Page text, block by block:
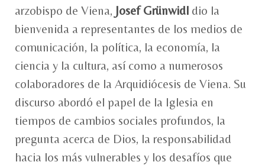
arzobispo de Viena, Josef Grünwidl dio la
bienvenida a representantes de los medios de
comunicación, la política, la economía, la
ciencia y la cultura, así como a numerosos
colaboradores de la Arquidiócesis de Viena. Su
discurso abordó el papel de la Iglesia en
tiempos de cambios sociales profundos, la
pregunta acerca de Dios, la responsabilidad
hacia los más vulnerables y los desafíos que